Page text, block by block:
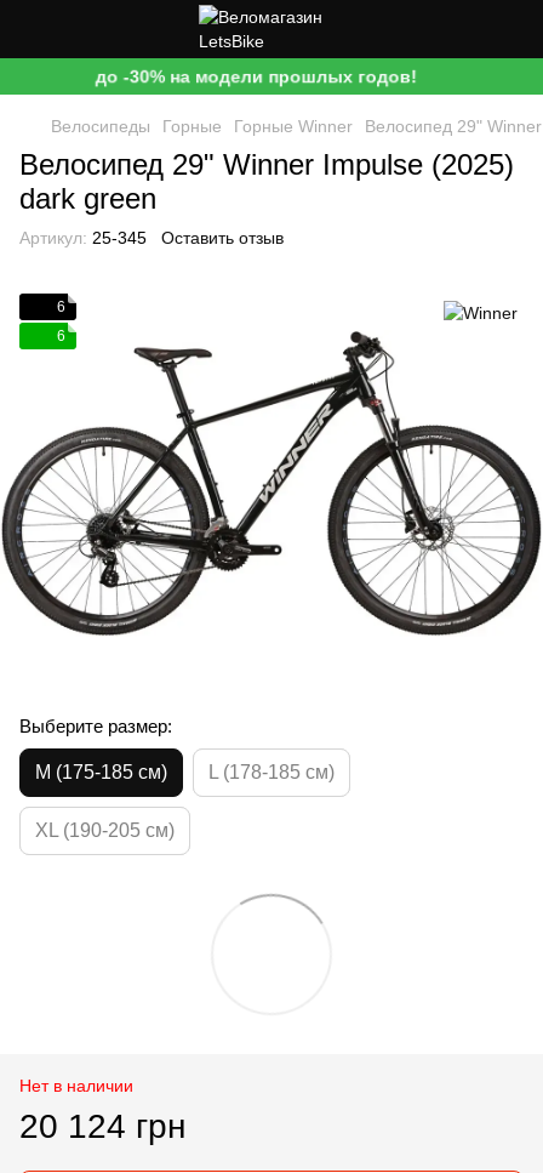
до -30% на модели прошлых годов!
Велосипеды Горные Горные Winner Велосипед 29"
Велосипед 29" Winner Impulse (2025)
dark green
Артикул: 25-345 Оставить отзыв
6
6
Выберите размер:
M (175-185 см) L (178-185 см)
XL (190-205 см)
Нет в наличии
20 124 грн